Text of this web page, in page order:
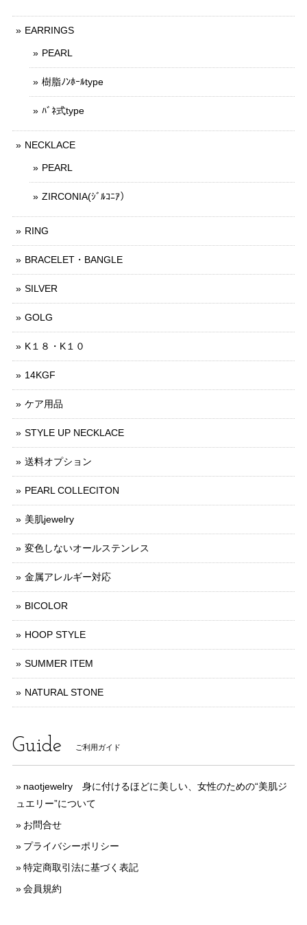
EARRINGS
PEARL
樹脂ﾉﾝﾎｰﾙtype
ﾊﾞﾈ式type
NECKLACE
PEARL
ZIRCONIA(ｼﾞﾙｺﾆｱ）
RING
BRACELET・BANGLE
SILVER
GOLG
K１８・K１０
14KGF
ケア用品
STYLE UP NECKLACE
送料オプション
PEARL COLLECITON
美肌jewelry
変色しないオールステンレス
金属アレルギー対応
BICOLOR
HOOP STYLE
SUMMER ITEM
NATURAL STONE
Guide ご利用ガイド
naotjewelry 身に付けるほどに美しい、女性のための“美肌ジ
ュエリー”について
お問合せ
プライバシーポリシー
特定商取引法に基づく表記
会員規約